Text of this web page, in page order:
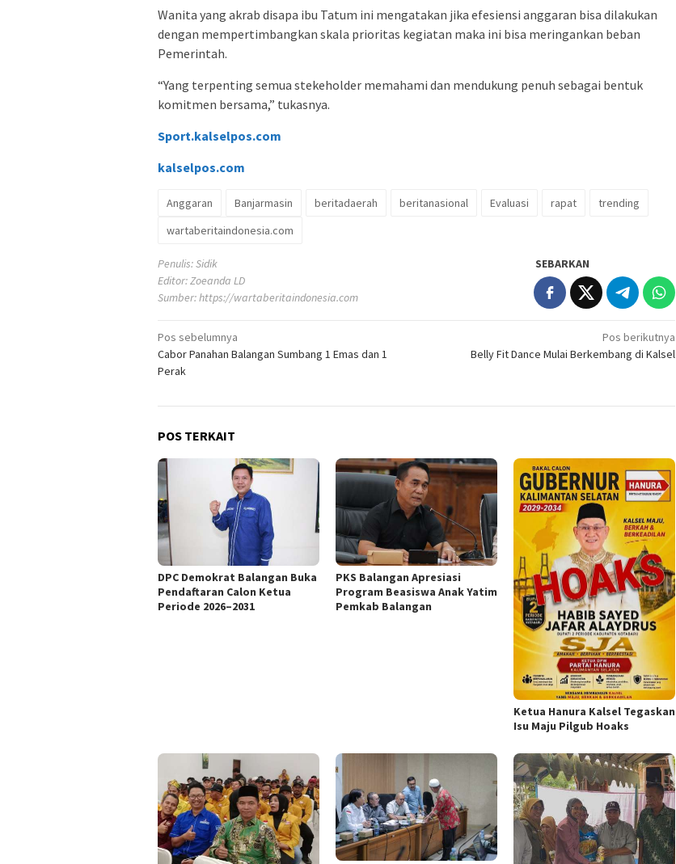
Wanita yang akrab disapa ibu Tatum ini mengatakan jika efesiensi anggaran bisa dilakukan
dengan mempertimbangkan skala prioritas kegiatan maka ini bisa meringankan beban
Pemerintah.
“Yang terpenting semua stekeholder memahami dan mendukung penuh sebagai bentuk
komitmen bersama,” tukasnya.
Sport.kalselpos.com
kalselpos.com
Anggaran Banjarmasin beritadaerah beritanasional Evaluasi rapat
trending
wartaberitaindonesia.com
Penulis: Sidik
Editor: Zoeanda LD
Sumber:https://wartaberitaindonesia.com
SEBARKAN
Navigasi
pos
Pos sebelumnya
Cabor Panahan Balangan Sumbang 1 Emas dan 1
Perak
Pos berikutnya
Belly Fit Dance Mulai Berkembang di Kalsel
POS TERKAIT
DPC Demokrat Balangan Buka
Pendaftaran Calon Ketua
Periode 2026–2031
PKS Balangan Apresiasi
Program Beasiswa Anak Yatim
Pemkab Balangan
Ketua Hanura Kalsel Tegaskan
Isu Maju Pilgub Hoaks